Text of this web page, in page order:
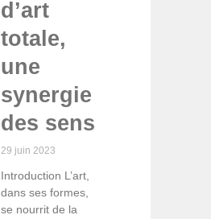
d’art
totale,
une
synergie
des sens
29 juin 2023
Introduction L’art,
dans ses formes,
se nourrit de la